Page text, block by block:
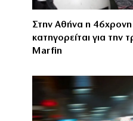
Στην Αθήνα η
κατηγορείται για την
Marfin